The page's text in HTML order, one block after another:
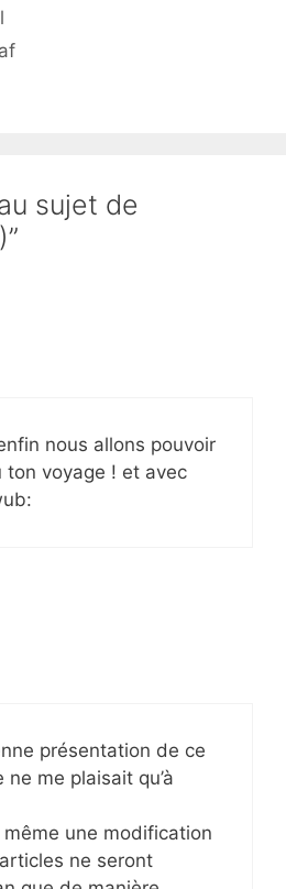
sujet de
nous allons pouvoir
ton voyage ! et avec
présentation de ce
me plaisait qu’à
une modification
ne seront